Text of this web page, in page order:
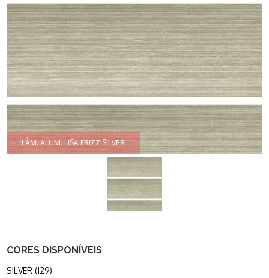
CORES DISPONÍVEIS
SILVER (129)